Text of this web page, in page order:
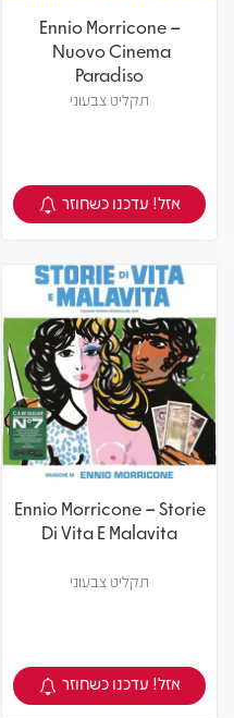
Ennio Morricone –
Nuovo Cinema
Paradiso
תקליט צבעוני
צפיה במוצר
אזל! עדכנו כשחוזר
Ennio Morricone – Storie
Di Vita E Malavita
תקליט צבעוני
צפיה במוצר
אזל! עדכנו כשחוזר